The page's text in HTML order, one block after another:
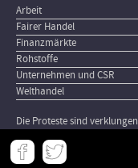
Arbeit
Fairer Handel
Finanzmärkte
Rohstoffe
Unternehmen und CSR
Welthandel
Die Proteste sind verklungen
Meta